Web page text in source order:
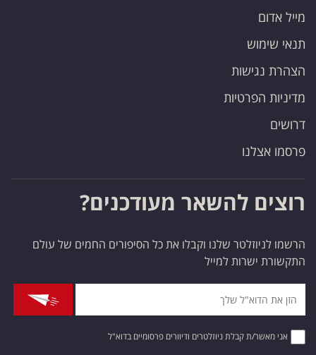
מייל אדום
תנאי שימוש
הצהרת נגישות
מדיניות הפרטיות
דרושים
פרסמו אצלנו
רוצים להשאר מעודכנים?
הרשמו לניוזלטר שלנו וקבלו את כל הסיפורים החמים של עולם
התקשורת ישרות למייל
אני מאשר/ת קבלת ניוזלטרים ודיוורים פרסומיים בדוא"ל